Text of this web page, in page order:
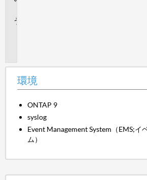
環境
ONTAP 9
syslog
Event Management System（EMS;イ
ム）